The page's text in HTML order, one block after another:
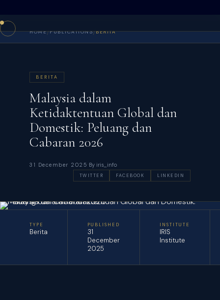
HOME/PUBLICATIONS/BERITA
BERITA
Malaysia dalam
Ketidaktentuan Global dan
Domestik: Peluang dan
Cabaran 2026
31 December 2025 ·By iris_info
TWITTER FACEBOOK LINKEDIN
TYPE
Berita
PUBLISHED
31
December
2025
INSTITUTE
IRIS
Institute